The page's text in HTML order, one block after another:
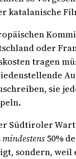
katalanische
oder
tragen
sie
Südtiroler
mindestens 50%
sondern,